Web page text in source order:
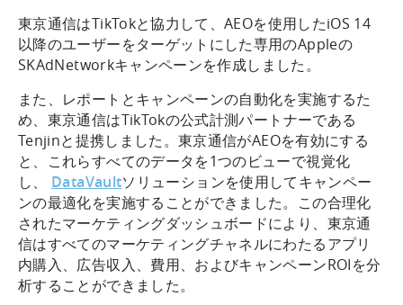
東京通信はTikTokと協力して、AEOを使用したiOS 14
以降のユーザーをターゲットにした専用のAppleの
SKAdNetworkキャンペーンを作成しました。
また、レポートとキャンペーンの自動化を実施するた
め、東京通信はTikTokの公式計測パートナーである
Tenjinと提携しました。東京通信がAEOを有効にする
と、これらすべてのデータを1つのビューで視覚化
し、 DataVaultソリューションを使用してキャンペー
ンの最適化を実施することができました。この合理化
されたマーケティングダッシュボードにより、東京通
信はすべてのマーケティングチャネルにわたるアプリ
内購入、広告収入、費用、およびキャンペーンROIを分
析することができました。